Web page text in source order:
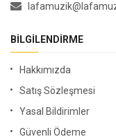
BILGILENDIRME
Hakkımızda
Satış Sözleşmesi
Yasal Bildirimler
Güvenli Ödeme